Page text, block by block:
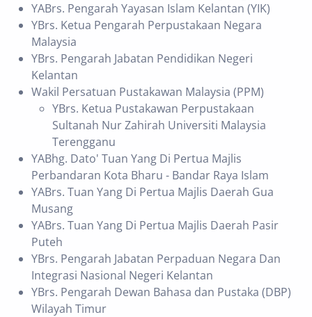
YABrs. Pengarah Yayasan Islam Kelantan (YIK)
YBrs. Ketua Pengarah Perpustakaan Negara
Malaysia
YBrs. Pengarah Jabatan Pendidikan Negeri
Kelantan
Wakil Persatuan Pustakawan Malaysia (PPM)
YBrs. Ketua Pustakawan Perpustakaan
Sultanah Nur Zahirah Universiti Malaysia
Terengganu
YABhg. Dato' Tuan Yang Di Pertua Majlis
Perbandaran Kota Bharu - Bandar Raya Islam
YABrs. Tuan Yang Di Pertua Majlis Daerah Gua
Musang
YABrs. Tuan Yang Di Pertua Majlis Daerah Pasir
Puteh
YBrs. Pengarah Jabatan Perpaduan Negara Dan
Integrasi Nasional Negeri Kelantan
YBrs. Pengarah Dewan Bahasa dan Pustaka (DBP)
Wilayah Timur